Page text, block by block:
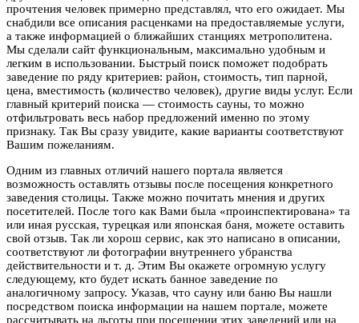
прочтения человек примерно представлял, что его ожидает. Мы
снабдили все описания расценками на предоставляемые услуги,
а также информацией о ближайших станциях метрополитена.
Мы сделали сайт функциональным, максимально удобным и
легким в использовании. Быстрый поиск поможет подобрать
заведение по ряду критериев: район, стоимость, тип парной,
цена, вместимость (количество человек), другие виды услуг. Если
главный критерий поиска — стоимость сауны, то можно
отфильтровать весь набор предложений именно по этому
признаку. Так Вы сразу увидите, какие варианты соответствуют
Вашим пожеланиям.
Одним из главных отличий нашего портала является
возможность оставлять отзывы после посещения конкретного
заведения столицы. Также можно почитать мнения и других
посетителей. После того как Вами была «проинспектирована» та
или иная русская, турецкая или японская баня, можете оставить
свой отзыв. Так ли хорош сервис, как это написано в описании,
соответствуют ли фотографии внутреннего убранства
действительности и т. д. Этим Вы окажете огромную услугу
следующему, кто будет искать банное заведение по
аналогичному запросу. Указав, что сауну или баню Вы нашли
посредством поиска информации на нашем портале, можете
рассчитывать на льготы при посещении этих заведений или на